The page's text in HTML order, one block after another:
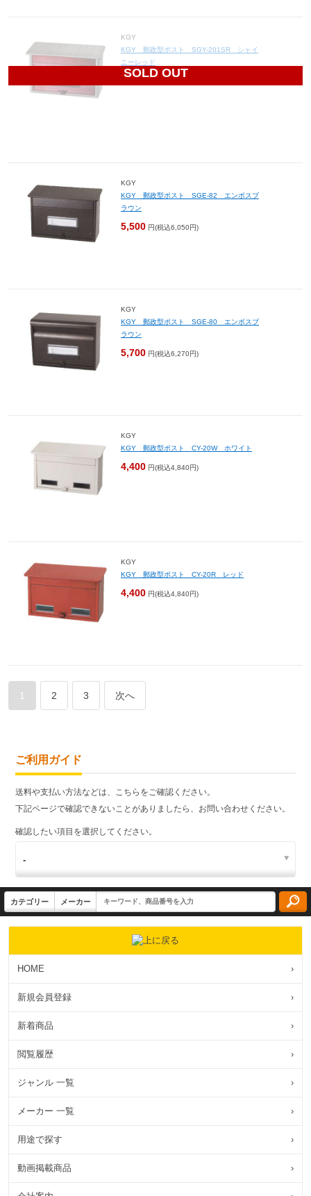
SOLD OUT
KGY
KGY 郵政型ポスト SGY-201SR シャイ
ニーレッド
5,700
KGY
KGY 郵政型ポスト SGE-82 エンボスブ
ラウン
5,500 円(税込6,050円)
KGY
KGY 郵政型ポスト SGE-80 エンボスブ
ラウン
5,700 円(税込6,270円)
KGY
KGY 郵政型ポスト CY-20W ホワイト
4,400 円(税込4,840円)
KGY
KGY 郵政型ポスト CY-20R レッド
4,400 円(税込4,840円)
1 2 3 次へ
ご利用ガイド
送料や支払い方法などは、こちらをご確認ください。
下記ページで確認できないことがありましたら、お問い合わせください。
確認したい項目を選択してください。
HOME ›
新規会員登録 ›
新着商品 ›
閲覧履歴 ›
ジャンル 一覧 ›
メーカー 一覧 ›
用途で探す ›
動画掲載商品 ›